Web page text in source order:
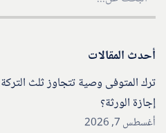
أحدث المقالات
ترك المتوفى وصية تتجاوز ثلث
إجازة الورثة؟
أغسطس 7, 2026